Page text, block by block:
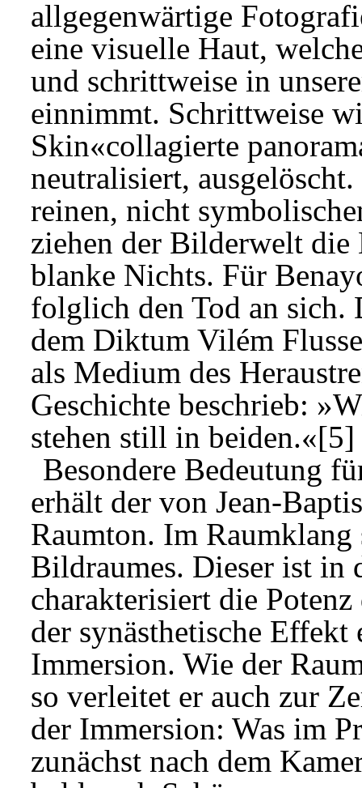
allgegenwärtige
eine visuelle Haut,
und schrittweise in
einnimmt. Schrittweise
Skin«collagierte
neutralisiert,
reinen, nicht
ziehen der Bilderwelt die
blanke Nichts. Für
folglich den Tod an
dem Diktum Vilém
als Medium des
Geschichte beschrieb:
stehen still in beiden.«[5]
Besondere Bedeutung
erhält der von Jean-
Raumton. Im
Bildraumes. Dieser ist in
charakterisiert die
der synästhetische
Immersion. Wie der
so verleitet er auch zur
der Immersion: Was im
zunächst nach dem